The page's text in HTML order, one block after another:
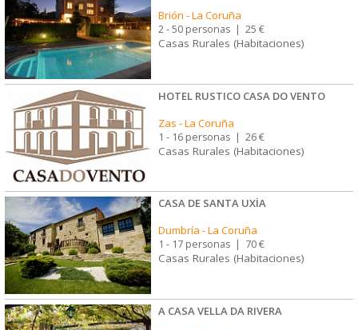
Brión -La Coruña
2 - 50 personas | 25 €
Casas Rurales (Habitaciones)
HOTEL RUSTICO CASA DO VENTO
Zas -La Coruña
1 - 16 personas | 26 €
Casas Rurales (Habitaciones)
CASA DE SANTA UXÍA
Dumbría -La Coruña
1 - 17 personas | 70 €
Casas Rurales (Habitaciones)
A CASA VELLA DA RIVERA